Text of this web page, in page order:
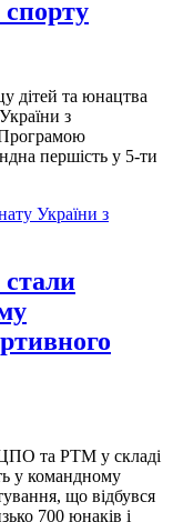
дітей та юнацтва
з
Програмою
першість у 5-ти
України з
та РТМ у складі
у командному
що відбувся
700 юнаків і